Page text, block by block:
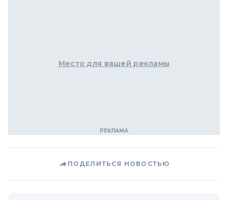
Место для вашей рекламы
ПОДЕЛИТЬСЯ НОВОСТЬЮ